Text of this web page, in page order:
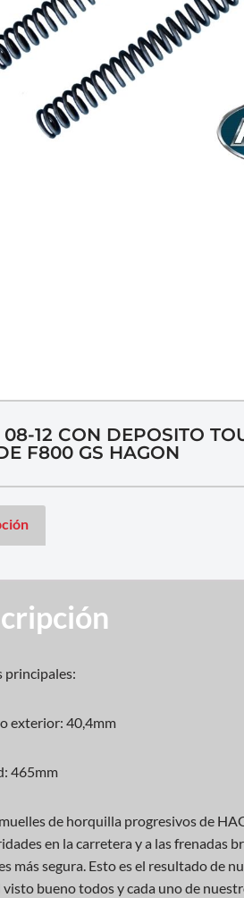
12 CON DEPOSITO
F800 GS HAGON
principales:
exterior: 40,4mm
465mm
de horquilla progresivos de
en la carretera y a las frenadas
más segura. Esto es el resultado de
visto bueno todos y cada uno de